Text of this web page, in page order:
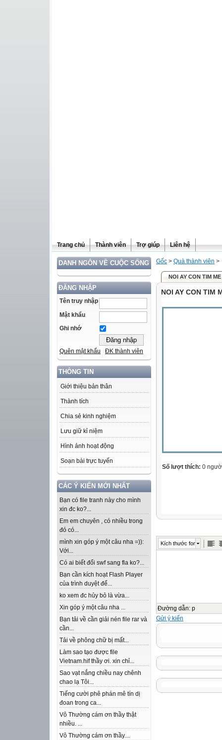
Trang chủ Thành viên Trợ giúp Liên hệ
DANH NGÔN VỀ CUỘC SỐNG
ĐĂNG NHẬP
Tên truy nhập
Mật khẩu
Ghi nhớ
Quên mật khẩu ĐK thành viên
THÔNG TIN
Giới thiệu bản thân
Thành tích
Chia sẻ kinh nghiệm
Lưu giữ kỉ niệm
Hình ảnh hoạt động
Soạn bài trực tuyến
CÁC Ý KIẾN MỚI NHẤT
Bạn có file tranh này cho mình
xin đc ko?...
Em em chuyên , có nhiều trong
đó có...
mình xin góp ý một câu nha =)):
Với...
Có ai biết đổi swf sang fla ko?...
Bạn cần kích hoạt Flash Player
của trình duyệt để...
ko xem đc hủy bỏ là vừa...
Xin góp ý một câu nha ...
Bạn tải về cần giải nén file rar và
cần...
Tải về phông chữ bị mất...
Làm sao tạo được file
Vietnam.hif thầy ơi. xin chỉ...
Sao vạt nắng chiều nay chênh
chao lạ Tôi...
Tiếng cười phê phán mê tín dị
đoan trong ca...
Vô Thường cám ơn thầy thật
nhiều. ...
Vô Thường cám ơn thầy....
Gốc > Quà thành viên >
NOI AY CON TIM ME
NOI AY CON TIM
Số lượt thích: 0
Kích thước font
Đường dẫn: p
Gửi ý kiến